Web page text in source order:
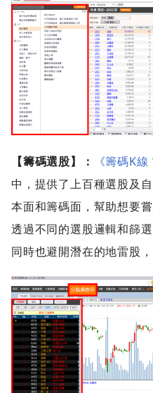
【籌碼選股】： 《籌碼K線
中，提供了上百種選股及
本面和籌碼面，幫助想要
透過不同的選股邏輯和篩
同時也避開潛在的地雷股